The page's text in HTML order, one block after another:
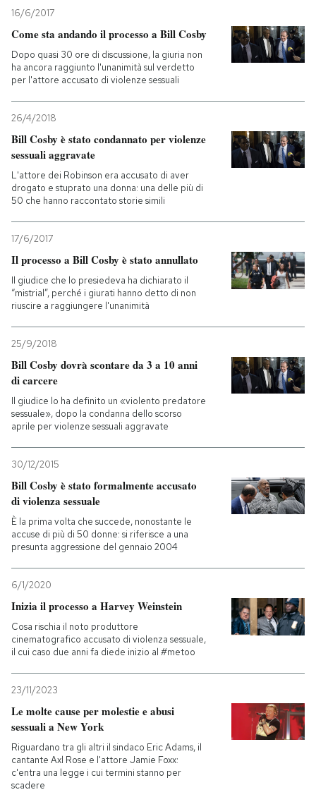
16/6/2017
Come sta andando il processo a Bill Cosby
Dopo quasi 30 ore di discussione, la giuria non
ha ancora raggiunto l'unanimità sul verdetto
per l'attore accusato di violenze sessuali
26/4/2018
Bill Cosby è stato condannato per violenze
sessuali aggravate
L'attore dei Robinson era accusato di aver
drogato e stuprato una donna: una delle più di
50 che hanno raccontato storie simili
17/6/2017
Il processo a Bill Cosby è stato annullato
Il giudice che lo presiedeva ha dichiarato il
“mistrial”, perché i giurati hanno detto di non
riuscire a raggiungere l'unanimità
25/9/2018
Bill Cosby dovrà scontare da 3 a 10 anni
di carcere
Il giudice lo ha definito un «violento predatore
sessuale», dopo la condanna dello scorso
aprile per violenze sessuali aggravate
30/12/2015
Bill Cosby è stato formalmente accusato
di violenza sessuale
È la prima volta che succede, nonostante le
accuse di più di 50 donne: si riferisce a una
presunta aggressione del gennaio 2004
6/1/2020
Inizia il processo a Harvey Weinstein
Cosa rischia il noto produttore
cinematografico accusato di violenza sessuale,
il cui caso due anni fa diede inizio al #metoo
23/11/2023
Le molte cause per molestie e abusi
sessuali a New York
Riguardano tra gli altri il sindaco Eric Adams, il
cantante Axl Rose e l'attore Jamie Foxx:
c'entra una legge i cui termini stanno per
scadere